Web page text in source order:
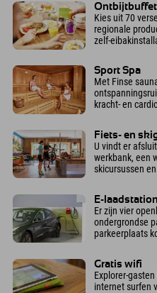
Ontbijtbuffet
Kies uit 70
regionale
zelf-
Sport Spa
Met Finse
kracht- en
Fiets- en
U vindt er
werkbank, een
skicursussen
E-
Er zijn vier
ondergrondse
parkeerplaats
Gratis wifi
Explorer-
internet surfen